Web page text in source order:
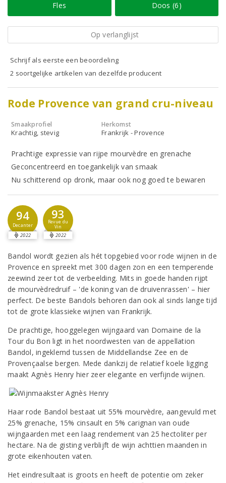
Fles Doos (6)
Op verlanglijst
Schrijf als eerste een beoordeling
2 soortgelijke artikelen van dezelfde producent
Rode Provence van grand cru-niveau
Smaakprofiel
Krachtig, stevig
Herkomst
Frankrijk - Provence
Prachtige expressie van rijpe mourvèdre en grenache
Geconcentreerd en toegankelijk van smaak
Nu schitterend op dronk, maar ook nog goed te bewaren
94
Decanter
2022
93
Revue du
Vin
2022
Bandol wordt gezien als hét topgebied voor rode wijnen in de
Provence en spreekt met 300 dagen zon en een temperende
zeewind zeer tot de verbeelding. Mits in goede handen rijpt
de mourvèdredruif – 'de koning van de druivenrassen' – hier
perfect. De beste Bandols behoren dan ook al sinds lange tijd
tot de grote klassieke wijnen van Frankrijk.
De prachtige, hooggelegen wijngaard van Domaine de la
Tour du Bon ligt in het noordwesten van de appellation
Bandol, ingeklemd tussen de Middellandse Zee en de
Provençaalse bergen. Mede dankzij de relatief koele ligging
maakt Agnès Henry hier zeer elegante en verfijnde wijnen.
Haar rode Bandol bestaat uit 55% mourvèdre, aangevuld met
25% grenache, 15% cinsault en 5% carignan van oude
wijngaarden met een laag rendement van 25 hectoliter per
hectare. Na de gisting verblijft de wijn achttien maanden in
grote eikenhouten vaten.
Het eindresultaat is groots en heeft de potentie om zeker